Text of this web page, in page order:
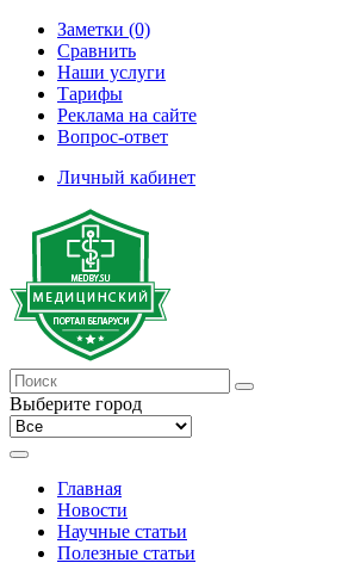
Заметки (0)
Сравнить
Наши услуги
Тарифы
Реклама на сайте
Вопрос-ответ
Личный кабинет
Выберите город
Главная
Новости
Научные статьи
Полезные статьи